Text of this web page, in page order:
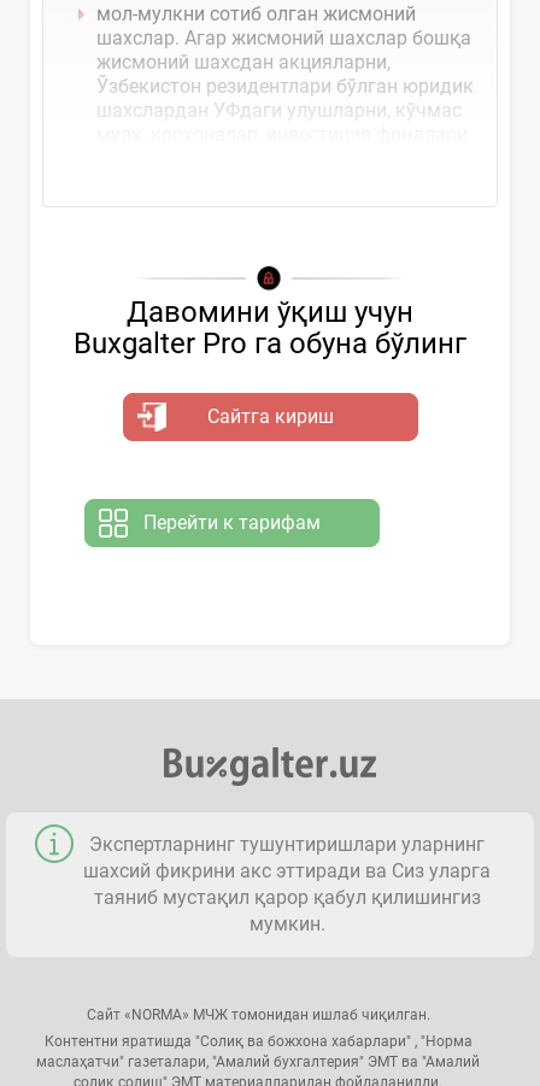
мол-мулкни сотиб олган жисмоний
шахслар. Агар жисмоний шахслар бошқа
жисмоний шахсдан акцияларни,
Ўзбекистон резидентлари бўлган юридик
шахслардан УФдаги улушларни, кўчмас
Давомини ўқиш учун
Buxgalter Pro га обуна бўлинг
Сайтга кириш
Перейти к тарифам
Экспертларнинг тушунтиришлари уларнинг
шахсий фикрини акс эттиради ва Сиз уларга
таяниб мустақил қарор қабул қилишингиз
мумкин.
Сайт «NORMA» МЧЖ томонидан ишлаб чиқилган.
Контентни яратишда "Солиқ ва божхона хабарлари" , "Норма
маслаҳатчи" газеталари, "Амалий бухгалтерия" ЭМТ ва "Амалий
солиқ солиш" ЭМТ материалларидан фойдаланилди.